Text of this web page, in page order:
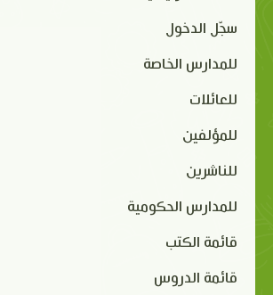
سجّل الدخول
للمدارس الخاصة
للعائلات
للمؤلفين
للناشرين
للمدارس الحكومية
قائمة الكتب
قائمة الدروس